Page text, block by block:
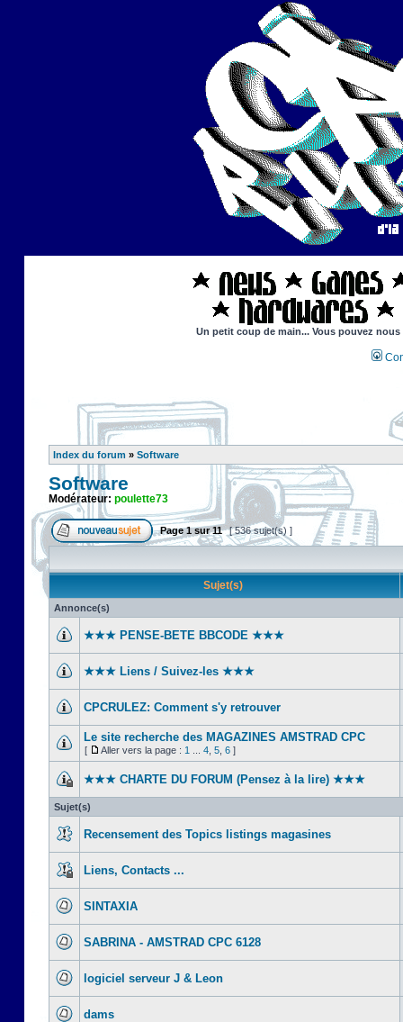
Un petit coup de main... Vous pouvez
Index du forum » Software
Software
Modérateur: poulette73
Page1sur11 [ 536 sujet(s) ]
Sujet(s)
Annonce(s)
★★★ PENSE-BETE BBCODE ★★★
★★★ Liens / Suivez-les ★★★
CPCRULEZ: Comment s'y retrouver‎
Le site recherche des MAGAZINES AMSTRAD CPC
[ Aller vers la page : 1 4 5 6 ]
★★★ CHARTE DU FORUM (Pensez à la lire) ★★★
Sujet(s)
Recensement des Topics listings magasines
Liens, Contacts ...
SINTAXIA
SABRINA - AMSTRAD CPC 6128
logiciel serveur J & Leon
dams